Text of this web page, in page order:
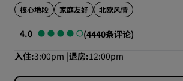
核心地段 家庭友好 北欧风情
4.0
(4440条评论)
入住 3:00pm 退房 12:00pm